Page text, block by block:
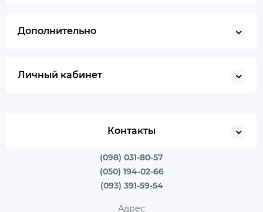
Дополнительно
Личный кабинет
Контакты
(098) 031-80-57
(050) 194-02-66
(093) 391-59-54
Адрес